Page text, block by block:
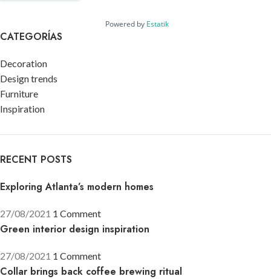
Powered by Estatik
CATEGORÍAS
Decoration
Design trends
Furniture
Inspiration
RECENT POSTS
Exploring Atlanta’s modern homes
27/08/2021 1 Comment
Green interior design inspiration
27/08/2021 1 Comment
Collar brings back coffee brewing ritual